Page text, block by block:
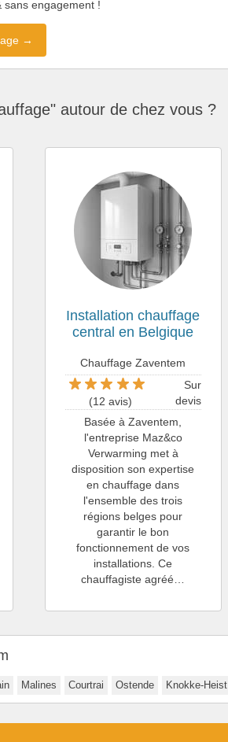
sans engagement !
→
autour de chez vous ?
Installation chauffage
central en Belgique
Chauffage Zaventem
(12 avis)
Sur
devis
Basée à Zaventem,
l'entreprise Maz&co
Verwarming met à
disposition son expertise
en chauffage dans
l'ensemble des trois
régions belges pour
garantir le bon
fonctionnement de vos
installations. Ce
chauffagiste agréé…
Malines Courtrai Ostende Knokke-Heist